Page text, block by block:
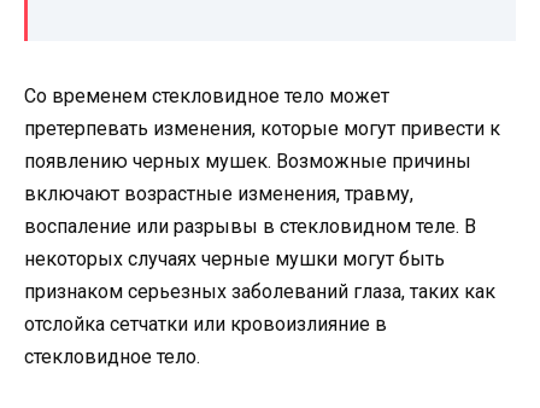
Со временем стекловидное тело может
претерпевать изменения, которые могут привести к
появлению черных мушек. Возможные причины
включают возрастные изменения, травму,
воспаление или разрывы в стекловидном теле. В
некоторых случаях черные мушки могут быть
признаком серьезных заболеваний глаза, таких как
отслойка сетчатки или кровоизлияние в
стекловидное тело.